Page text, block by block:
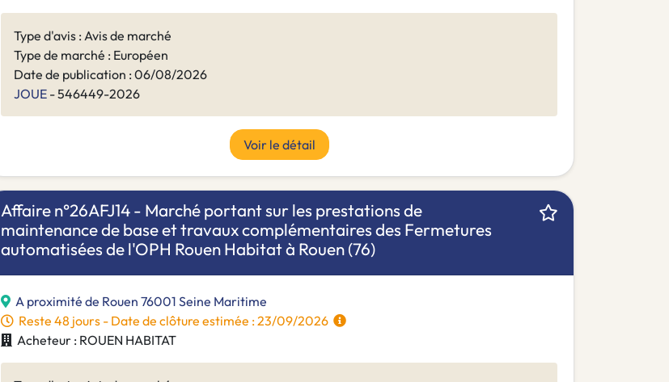
Type d'avis : Avis de marché
Type de marché : Européen
Date de publication : 06/08/2026
JOUE - 546449-2026
Voir le détail
Affaire n°26AFJ14 - Marché portant sur les prestations de
maintenance de base et travaux complémentaires des Fermetures
automatisées de l'OPH Rouen Habitat à Rouen (76)
A proximité de Rouen 76001 Seine Maritime
Reste 48 jours - Date de clôture estimée : 23/09/2026
Acheteur : ROUEN HABITAT